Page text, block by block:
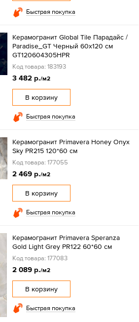
Быстрая покупка
Керамогранит Global Tile Парадайс /
Paradise_GT Черный 60x120 см
GT120604305HPR
Код товара: 183193
3 482 р./м2
В корзину
Быстрая покупка
Керамогранит Primavera Honey Onyx
Sky PR215 120*60 см
Код товара: 177055
2 469 р./м2
В корзину
Быстрая покупка
Керамогранит Primavera Speranza
Gold Light Grey PR122 60*60 см
Код товара: 177083
2 089 р./м2
В корзину
Быстрая покупка